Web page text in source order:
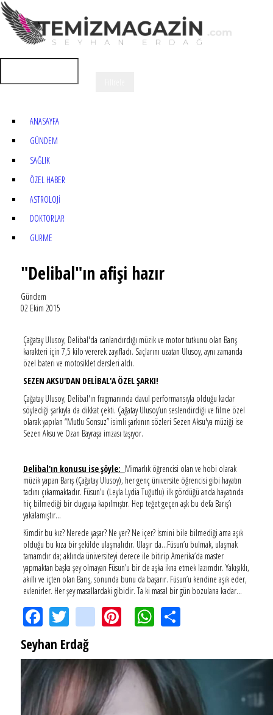
ANASAYFA
GÜNDEM
SAĞLIK
ÖZEL HABER
ASTROLOJİ
DOKTORLAR
GURME
"Delibal"ın afişi hazır
Gündem
02 Ekim 2015
Çağatay Ulusoy, Delibal'da canlandırdığı müzik ve motor tutkunu olan Barış
karakteri için 7,5 kilo vererek zayıfladı. Saçlarını uzatan Ulusoy, aynı zamanda
özel bateri ve motosiklet dersleri aldı.
SEZEN AKSU'DAN DELİBAL'A ÖZEL ŞARKI!
Çağatay Ulusoy, Delibal'ın fragmanında davul performansıyla olduğu kadar
söylediği şarkıyla da dikkat çekti. Çağatay Ulusoy’un seslendirdiği ve filme özel
olarak yapılan “Mutlu Sonsuz” isimli şarkının sözleri Sezen Aksu'ya müziği ise
Sezen Aksu ve Ozan Bayraşa imzası taşıyor.
Delibal'ın konusu ise şöyle: Mimarlık öğrencisi olan ve hobi olarak
müzik yapan Barış (Çağatay Ulusoy), her genç üniversite öğrencisi gibi hayatın
tadını çıkarmaktadır. Füsun’u (Leyla Lydia Tuğutlu) ilk gördüğü anda hayatında
hiç bilmediği bir duyguya kapılmıştır. Hep teğet geçen aşk bu defa Barış’ı
yakalamıştır…
Kimdir bu kız? Nerede yaşar? Ne yer? Ne içer? İsmini bile bilmediği ama aşık
olduğu bu kıza bir şekilde ulaşmalıdır. Ulaşır da…Füsun’u bulmak, ulaşmak
tamamdır da; aklında üniversiteyi derece ile bitirip Amerika’da master
yapmaktan başka şey olmayan Füsun’u bir de aşka ikna etmek lazımdır. Yakışıklı,
akıllı ve içten olan Barış, sonunda bunu da başarır. Füsun’u kendine aşık eder,
evlenirler. Her şey masallardaki gibidir. Ta ki masal bir gün bozulana kadar…
FacebookTwitterinstagramPinterestWhatsApp
Seyhan Erdağ
SEYHAN ERDAĞ YAZDI: Peki Mehmet Ali Erbil bu evliliği neden yaptı?